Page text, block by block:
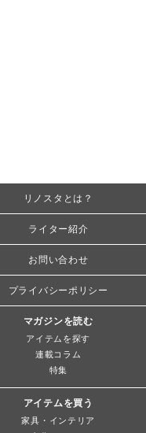
リノスタとは？
ライター紹介
お問い合わせ
プライバシーポリシー
マガジンを読む
アイテムを探す
連載コラム
特集
アイテムを買う
家具・インテリア